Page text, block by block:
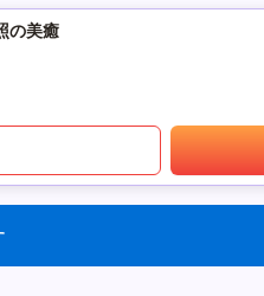
の美癒